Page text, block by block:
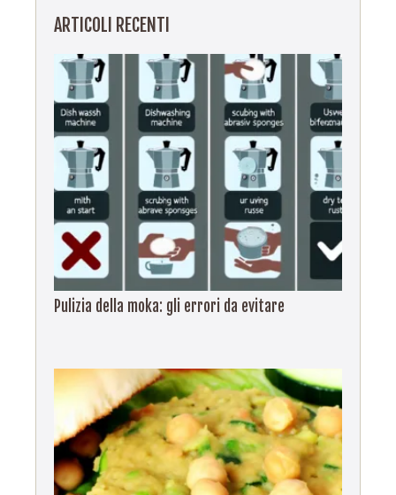
ARTICOLI RECENTI
Pulizia della moka: gli errori da evitare